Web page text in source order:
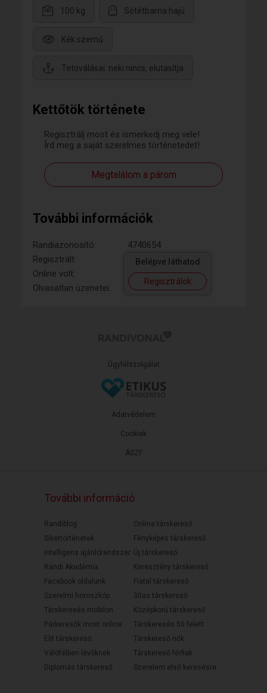
Kettőtök története
Regisztrálj most és ismerkedj meg vele!
Írd meg a saját szerelmes történetedet!
Megtalálom a párom
További információk
Randiazonosító:
4740654
Regisztrált:
Online volt:
Olvasatlan üzenetei:
Belépve láthatod
Regisztrálok
100 kg Sötétbarna hajú
Kék szemű
Tetoválásai: neki nincs, elutasítja
Ügyfélszolgálat
ÁSZF
Adatvédelem
Cookiek
További információ
Randiblog
Sikertörténetek
Intelligens ajánlórendszer
Randi Akadémia
Facebook oldalunk
Szerelmi horoszkóp
Társkeresés mobilon
Párkeresők most online
Elit társkereső
Válófélben lévőknek
Diplomás társkereső
Online társkereső
Fényképes társkereső
Új társkereső
Keresztény társkereső
Fiatal társkereső
30as társkereső
Középkorú társkereső
Társkeresés 50 felett
Társkereső nők
Társkereső férfiak
Szerelem első keresésre